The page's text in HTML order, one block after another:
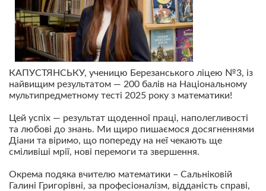
КАПУСТЯНСЬКУ, ученицю Березанського ліцею №3, із
найвищим результатом — 200 балів на Національному
мультипредметному тесті 2025 року з математики!
Цей успіх — результат щоденної праці, наполегливості
та любові до знань. Ми щиро пишаємося досягненнями
Діани та віримо, що попереду на неї чекають ще
сміливіші мрії, нові перемоги та звершення.
Окрема подяка вчителю математики – Сальніковій
Галині Григорівні, за професіоналізм, відданість справі,